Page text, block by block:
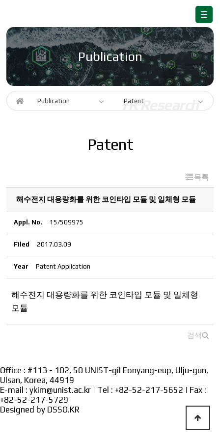
Publication
Publication Patent
Patent
목록
해수전지 대용량화를 위한 코인타입 모듈 및 일체형 모듈
Appl. No. 15/509975
Filed 2017.03.09
Year Patent Application
해수전지 대용량화를 위한 코인타입 모듈 및 일체형
모듈
검색
Office : #113 - 102, 50 UNIST-gil Eonyang-eup, Ulju-gun,
Ulsan, Korea, 44919
E-mail : ykim@unist.ac.kr | Tel : +82-52-217-5652 | Fax :
+82-52-217-5729
Designed by DSSO.KR